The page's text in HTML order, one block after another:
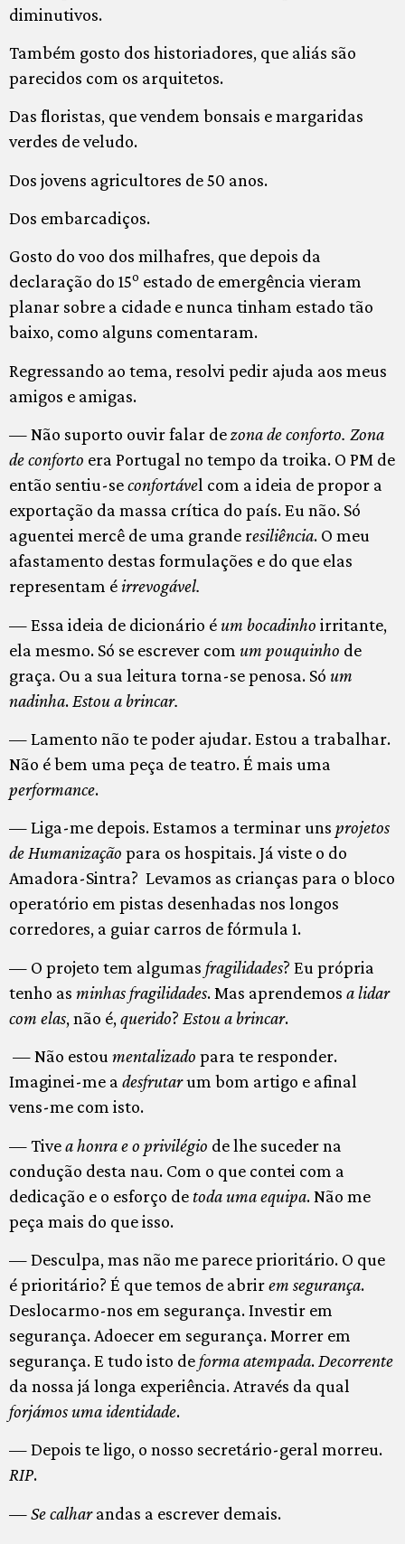
diminutivos.
Também gosto dos historiadores, que aliás são
parecidos com os arquitetos.
Das floristas, que vendem bonsais e margaridas
verdes de veludo.
Dos jovens agricultores de 50 anos.
Dos embarcadiços.
Gosto do voo dos milhafres, que depois da
declaração do 15o estado de emergência vieram
planar sobre a cidade e nunca tinham estado tão
baixo, como alguns comentaram.
Regressando ao tema, resolvi pedir ajuda aos meus
amigos e amigas.
—Não suporto ouvir falar dezona de conforto. Zona
de conforto era Portugal no tempo da troika. O PM de
então sentiu-seconfortável com a ideia de propor a
exportação da massa crítica do país. Eu não. Só
aguentei mercê de uma grande resiliência. O meu
afastamento destas formulações e do que elas
representam éirrevogável.
— Essa ideia de dicionário éum bocadinho irritante,
ela mesmo. Só se escrever com um pouquinho de
graça. Ou a sua leitura torna-se penosa. Só um
nadinha. Estou a brincar.
— Lamento não te poder ajudar. Estou a trabalhar.
Não é bem uma peça de teatro. É mais uma
performance.
— Liga-me depois. Estamos a terminar uns projetos
de Humanização para os hospitais. Já viste o do
Amadora-Sintra? Levamos as crianças para o bloco
operatório em pistas desenhadas nos longos
corredores, a guiar carros de fórmula 1.
— O projeto tem algumas fragilidades? Eu própria
tenho as minhas fragilidades. Mas aprendemos a lidar
com elas, não é, querido? Estou a brincar.
— Não estou mentalizado para te responder.
Imaginei-me a desfrutarum bom artigo e afinal
vens-me com isto.
— Tivea honra e o privilégio de lhe suceder na
condução desta nau. Com o que contei com a
dedicação e o esforço de toda uma equipa. Não me
peça mais do que isso.
— Desculpa, mas não me parece prioritário. O que
é prioritário? É que temos de abrirem segurança.
Deslocarmo-nos em segurança. Investir em
segurança. Adoecer em segurança. Morrer em
segurança. E tudo isto deforma atempada. Decorrente
da nossa já longa experiência. Através da qual
forjámos uma identidade.
— Depois te ligo, o nosso secretário-geral morreu.
RIP.
— Se calharandas a escrever demais.